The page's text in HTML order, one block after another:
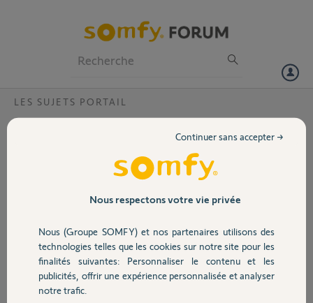
Volet
Sécurité
Domotique
LES SUJETS PORTAIL
En cas de coupure électrique, comment
ouvrir mon portail coulissant animé par
une motorisation SLIDYMOOVE 300 ?
Mon portail coulissant est motorisé avec un SLIDYMOOVE 300.
ouvrir ce portail manuellement ?
Par avance, merci pour vos réponses.
Arnaud H.
Nous respectons votre vie privée
Nous (Groupe SOMFY) et nos partenaires utilisons des
technologies telles que les cookies sur notre site pour les
finalités suivantes: Personnaliser le contenu et les
publicités, offrir une expérience personnalisée et analyser
notre trafic.
Continuer sans accepter →